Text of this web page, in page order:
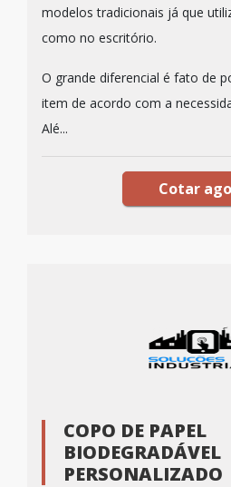
modelos tradicionais já que
como no escritório.
O grande diferencial é fato de
item de acordo com a
Alé...
Cotar
COPO DE PAPEL
BIODEGRADÁVEL
PERSONALIZADO